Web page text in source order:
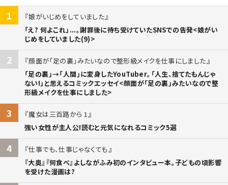
1
娘がいじめをしていました
「え? 何よこれ」...。謝罪後に待ち受けていたSNSでの告発<娘がい
じめをしていました(9)>
2
顔面が「足の裏」みたいなので整形級メイクを仕事にしました
「足の裏」→「人間」に変身したYouTuber。「人生、捨てたもんじゃ
ない!」と思えるコミックエッセイ<顔面が「足の裏」みたいなので整
形級メイクを仕事にしました>
3
魔女は三百路から 1
強い女性が主人公!読むと元気になれるコミック5選
4
仕事でも、仕事じゃなくても
『大奥』『何食べ』よしながふみ初のインタビュー本。子どもの頃影響
を受けた漫画は?